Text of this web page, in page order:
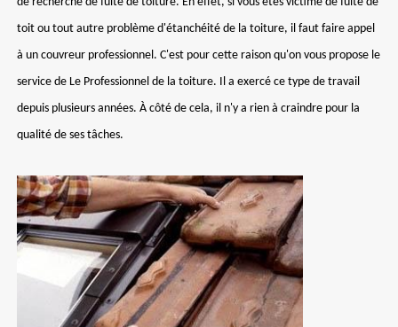
toit ou tout autre problème d'étanchéité de la toiture, il faut faire appel
à un couvreur professionnel. C'est pour cette raison qu'on vous propose le
service de Le Professionnel de la toiture. Il a exercé ce type de travail
depuis plusieurs années. À côté de cela, il n'y a rien à craindre pour la
qualité de ses tâches.